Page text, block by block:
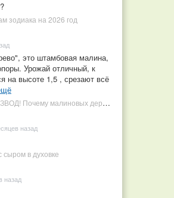
зодиака на 2026 год
это штамбовая малина,
Урожай отличный, к
на высоте 1,5 , срезают всё
Товарищи, это РАЗВОД! Почему малиновых деревьев не бывает, или Как ушлые продавцы наживаются на мечтах садоводов
назад
в духовке
назад